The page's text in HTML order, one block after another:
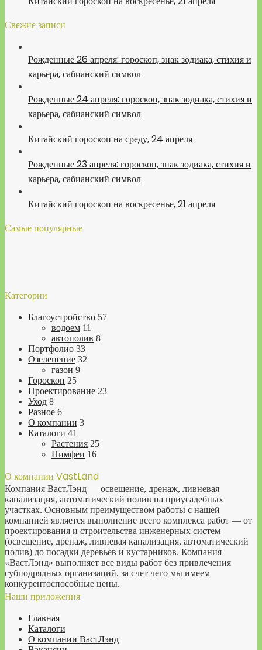
Свежие записи
Рожденные 26 апреля: гороскоп, знак зодиака, стихия и
карьера, сабианский символ
Рожденные 24 апреля: гороскоп, знак зодиака, стихия и
карьера, сабианский символ
Китайский гороскоп на среду, 24 апреля
Рожденные 23 апреля: гороскоп, знак зодиака, стихия и
карьера, сабианский символ
Китайский гороскоп на воскресенье, 21 апреля
Самые популярные
Категории
Благоустройство 57
водоем 11
автополив 8
Портфолио 33
Озеленение 32
газон 9
Гороскоп 25
Проектирование 23
Уход 8
Разное 6
О компании 3
Каталоги 41
Растения 25
Нимфеи 16
О компании VastLand
Компания ВастЛэнд — освещение, дренаж, ливневая
канализация, автоматический полив на приусадебных
участках. Основным преимуществом работы с нашей
компанией является выполнение всего комплекса работ — от
проектирования и строительства инженерных систем
(освещение, дренаж, ливневая канализация, автоматический
полив) до посадки деревьев и кустарников. Компания
«ВастЛэнд» выполняет все виды работ без привлечения
субподрядных организаций, за счет чего мы имеем
конкурентоспособные цены.
Наши приложения
Главная
Каталоги
О компании ВастЛэнд